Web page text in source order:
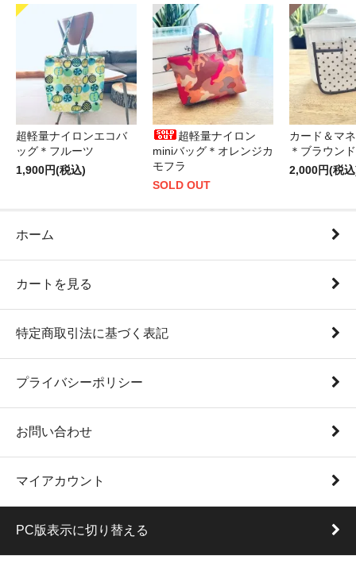
超軽量ナイロンエコバ
ッグ＊フルーツ
1,900円(税込)
超軽量ナイロン
miniバッグ＊オレンジカ
モフラ
SOLD OUT
カード＆マ
＊ブラウン
2,000円(税
ホーム
カートを見る
特定商取引法に基づく表記
プライバシーポリシー
お問い合わせ
マイアカウント
PC版表示に切り替える